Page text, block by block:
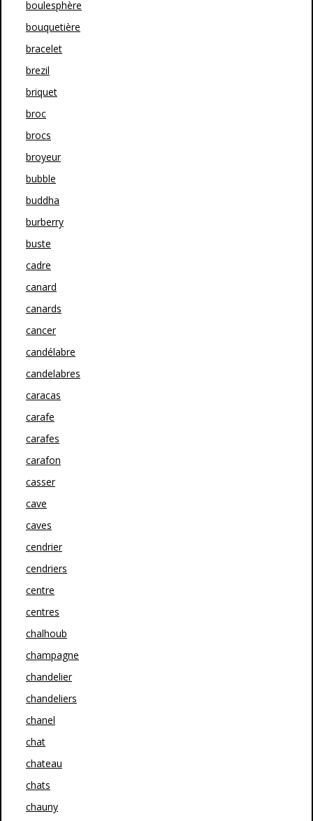
boulesphère
bouquetière
bracelet
brezil
briquet
broc
brocs
broyeur
bubble
buddha
burberry
buste
cadre
canard
canards
cancer
candélabre
candelabres
caracas
carafe
carafes
carafon
casser
cave
caves
cendrier
cendriers
centre
centres
chalhoub
champagne
chandelier
chandeliers
chanel
chat
chateau
chats
chauny